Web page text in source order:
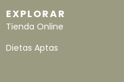
EXPLORAR
Tienda Online
Dietas Aptas